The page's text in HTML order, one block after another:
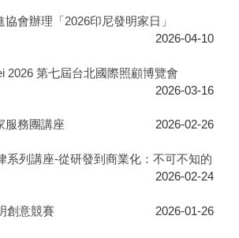
會辦理「2026印尼發明家日」
2026-04-10
2026 第七屆台北國際照顧博覽會
2026-03-16
服務團講座 2026-02-26
系列講座-從研發到商業化：不可不知的
2026-02-24
創意競賽 2026-01-26